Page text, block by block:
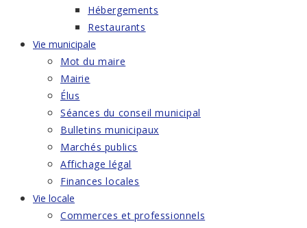
Hébergements
Restaurants
Vie municipale
Mot du maire
Mairie
Élus
Séances du conseil municipal
Bulletins municipaux
Marchés publics
Affichage légal
Finances locales
Vie locale
Commerces et professionnels